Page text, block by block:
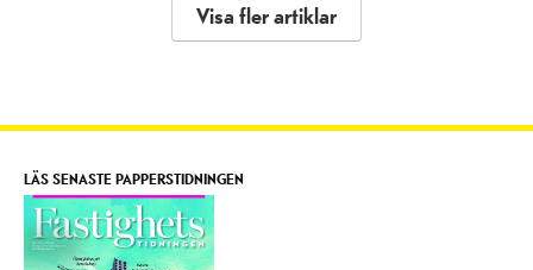
Visa fler artiklar
LÄS SENASTE PAPPERSTIDNINGEN